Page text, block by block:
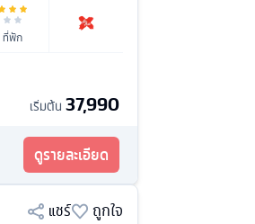
ที่พัก
เริ่มต้น 37,990
ดูรายละเอียด
แชร์
ถูกใจ